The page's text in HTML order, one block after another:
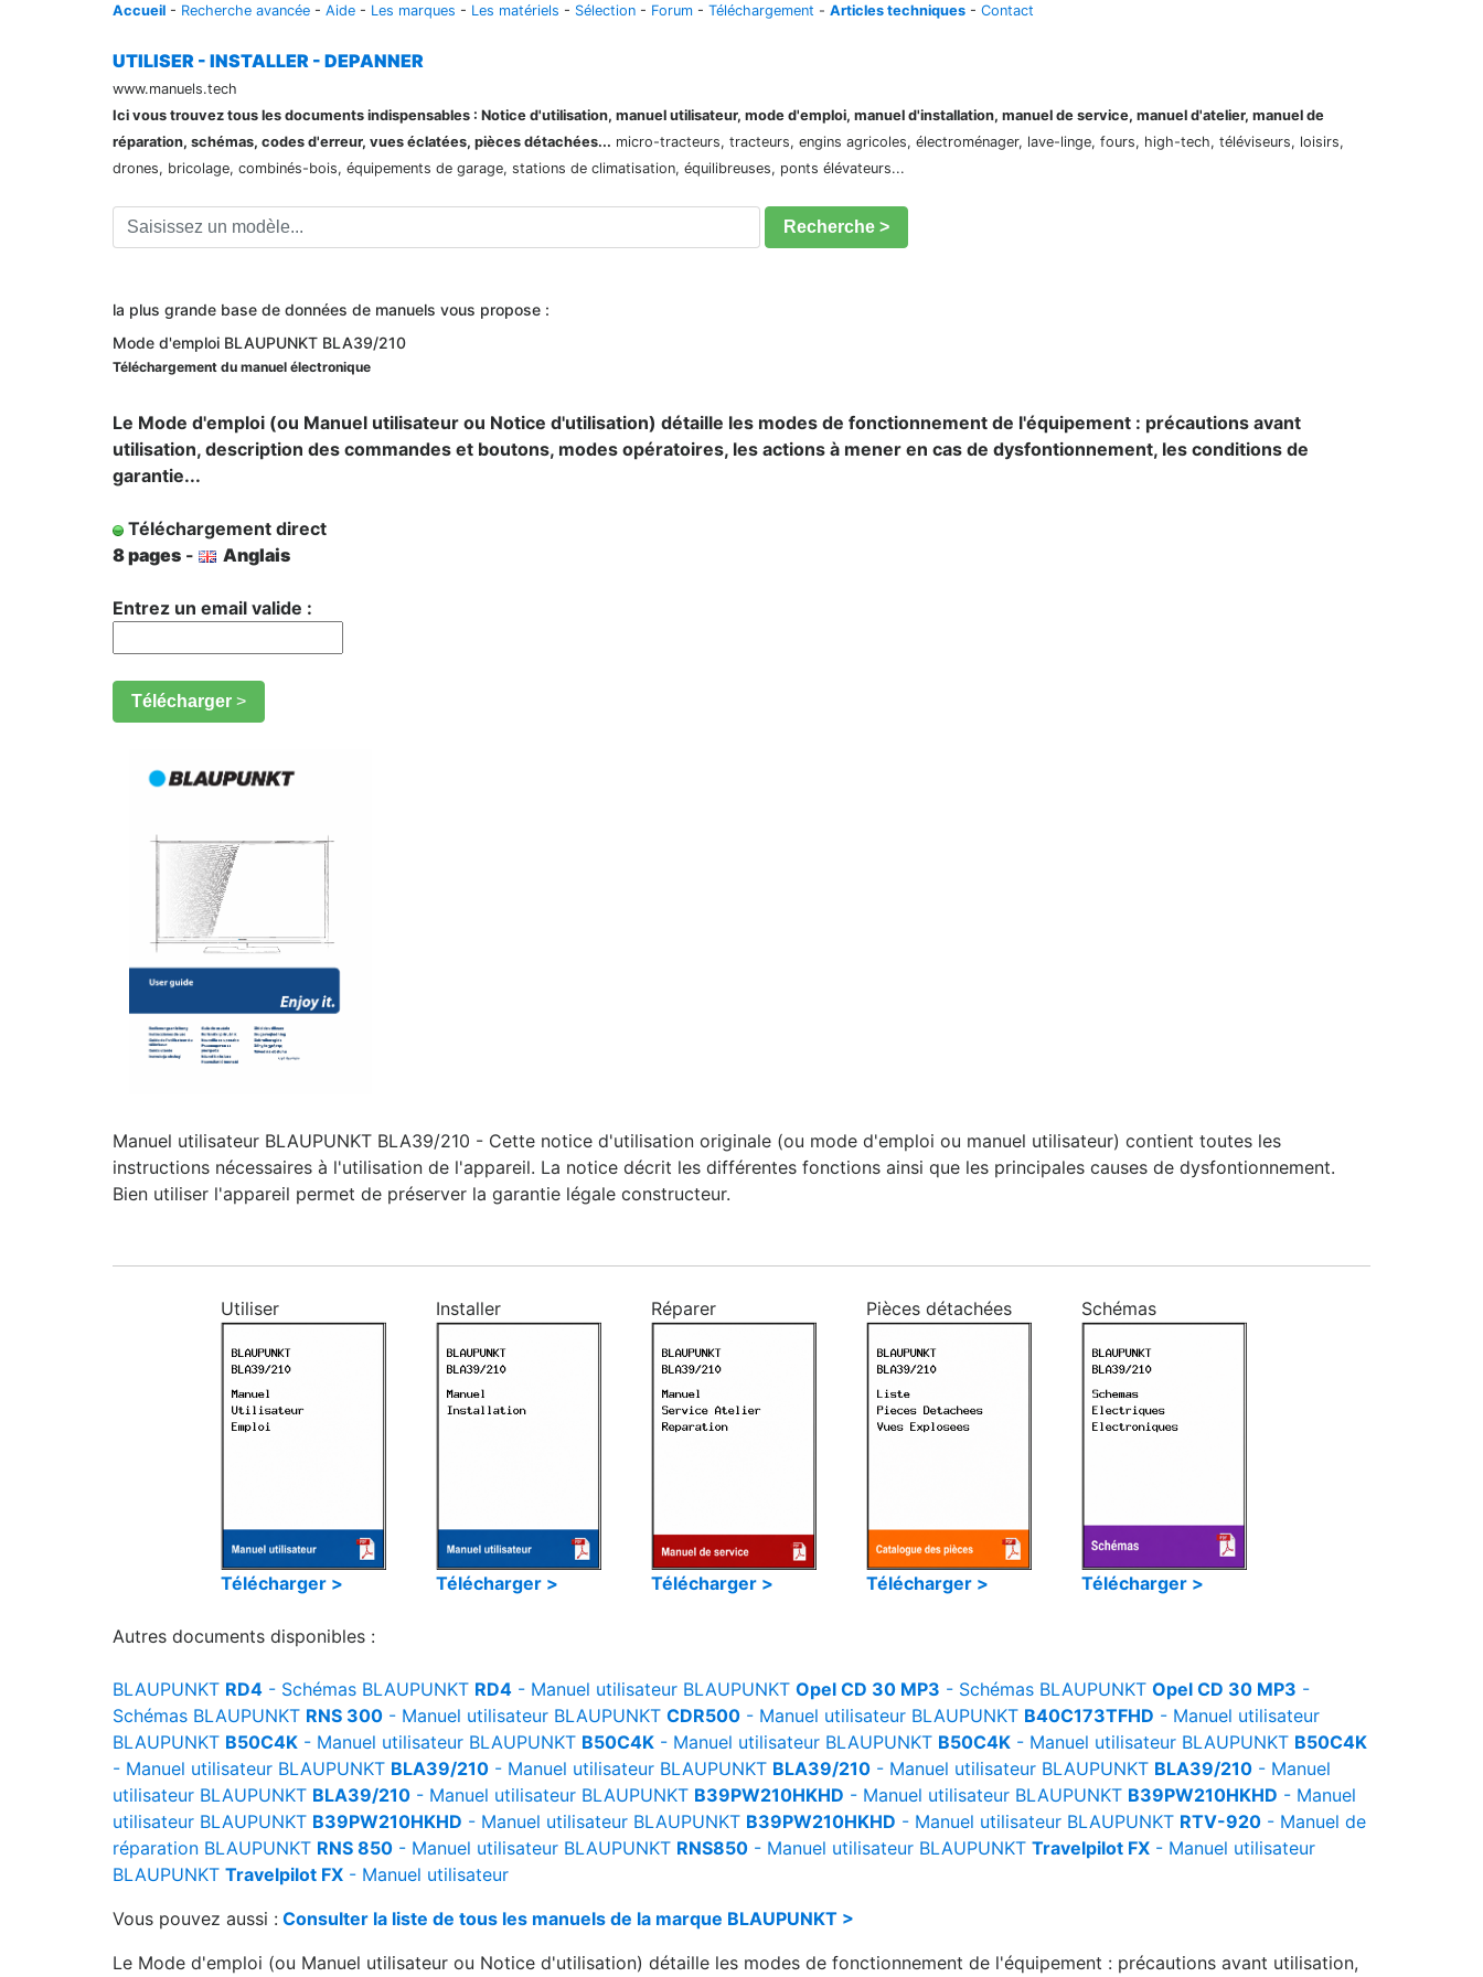
Accueil - Recherche avancée - Aide - Les marques - Les matériels - Sélection - Forum - Téléchargement - Articles techniques - Contact
UTILISER - INSTALLER - DEPANNER
www.manuels.tech
Ici vous trouvez tous les documents indispensables : Notice d'utilisation, manuel utilisateur, mode d'emploi, manuel d'installation, manuel de service, manuel d'atelier, manuel de
réparation, schémas, codes d'erreur, vues éclatées, pièces détachées... micro-tracteurs, tracteurs, engins agricoles, électroménager, lave-linge, fours, high-tech, téléviseurs, loisirs,
drones, bricolage, combinés-bois, équipements de garage, stations de climatisation, équilibreuses, ponts élévateurs...
Recherche >
la plus grande base de données de manuels vous propose :
Mode d'emploi BLAUPUNKT BLA39/210
Téléchargement du manuel électronique
Le Mode d'emploi (ou Manuel utilisateur ou Notice d'utilisation) détaille les modes de fonctionnement de l'équipement : précautions avant
utilisation, description des commandes et boutons, modes opératoires, les actions à mener en cas de dysfontionnement, les conditions de
garantie...
Téléchargement direct
8 pages - Anglais
Entrez un email valide :
Télécharger >
Manuel utilisateur BLAUPUNKT BLA39/210 - Cette notice d'utilisation originale (ou mode d'emploi ou manuel utilisateur) contient toutes les
instructions nécessaires à l'utilisation de l'appareil. La notice décrit les différentes fonctions ainsi que les principales causes de dysfontionnement.
Bien utiliser l'appareil permet de préserver la garantie légale constructeur.
Utiliser
Télécharger >
Installer
Télécharger >
Réparer
Télécharger >
Pièces détachées
Télécharger >
Schémas
Télécharger >
Autres documents disponibles :
BLAUPUNKT RD4 - Schémas BLAUPUNKT RD4 - Manuel utilisateur BLAUPUNKT Opel CD 30 MP3 - Schémas BLAUPUNKT Opel CD 30 MP3 -
Schémas BLAUPUNKT RNS 300 - Manuel utilisateur BLAUPUNKT CDR500 - Manuel utilisateur BLAUPUNKT B40C173TFHD - Manuel utilisateur
BLAUPUNKT B50C4K - Manuel utilisateur BLAUPUNKT B50C4K - Manuel utilisateur BLAUPUNKT B50C4K - Manuel utilisateur BLAUPUNKT B50C4K
- Manuel utilisateur BLAUPUNKT BLA39/210 - Manuel utilisateur BLAUPUNKT BLA39/210 - Manuel utilisateur BLAUPUNKT BLA39/210 - Manuel
utilisateur BLAUPUNKT BLA39/210 - Manuel utilisateur BLAUPUNKT B39PW210HKHD - Manuel utilisateur BLAUPUNKT B39PW210HKHD - Manuel
utilisateur BLAUPUNKT B39PW210HKHD - Manuel utilisateur BLAUPUNKT B39PW210HKHD - Manuel utilisateur BLAUPUNKT RTV-920 - Manuel de
réparation BLAUPUNKT RNS 850 - Manuel utilisateur BLAUPUNKT RNS850 - Manuel utilisateur BLAUPUNKT Travelpilot FX - Manuel utilisateur
BLAUPUNKT Travelpilot FX - Manuel utilisateur
Vous pouvez aussi : Consulter la liste de tous les manuels de la marque BLAUPUNKT >
Le Mode d'emploi (ou Manuel utilisateur ou Notice d'utilisation) détaille les modes de fonctionnement de l'équipement : précautions avant utilisation,